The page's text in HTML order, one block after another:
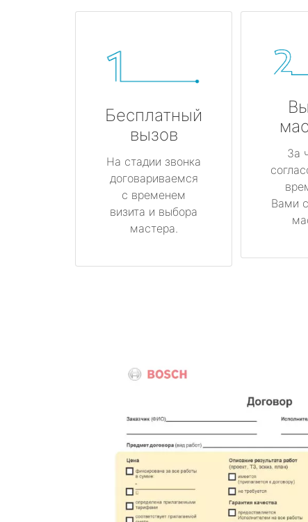
Бесплатный
вызов
На стадии звонка
договариваемся
с временем
визита и выбора
мастера.
За
Вами